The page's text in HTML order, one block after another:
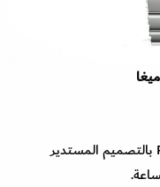
أعجبتنا هذه الساعة من ماركة بياجيه Piaget بالتصميم المستدير